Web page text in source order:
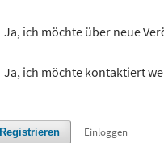
Ja, ich möchte über neue
Ja, ich möchte kontaktiert
Registrieren Einloggen